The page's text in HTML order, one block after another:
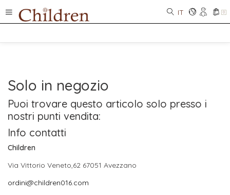
IT 0
Solo in negozio
Puoi trovare questo articolo solo presso i
nostri punti vendita:
Info contatti
Children
Via Vittorio Veneto,62 67051 Avezzano
ordini@children016.com